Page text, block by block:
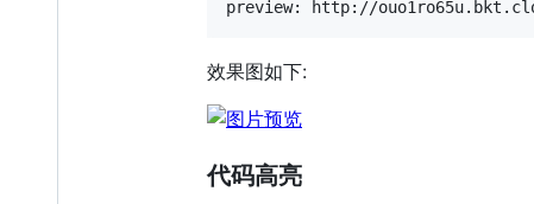
效果图如下:
代码高亮